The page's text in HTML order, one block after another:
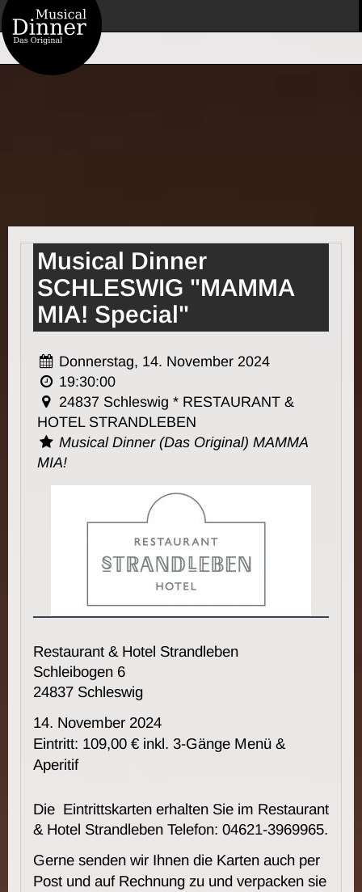
Musical Dinner
SCHLESWIG "MAMMA
MIA! Special"
Donnerstag, 14. November 2024
19:30:00
24837 Schleswig * RESTAURANT &
HOTEL STRANDLEBEN
Musical Dinner (Das Original) MAMMA
MIA!
Restaurant & Hotel Strandleben
Schleibogen 6
24837 Schleswig
14. November 2024
Eintritt: 109,00 € inkl. 3-Gänge Menü &
Aperitif
Die Eintrittskarten erhalten Sie im Restaurant
& Hotel Strandleben Telefon: 04621-3969965.
Gerne senden wir Ihnen die Karten auch per
Post und auf Rechnung zu und verpacken sie